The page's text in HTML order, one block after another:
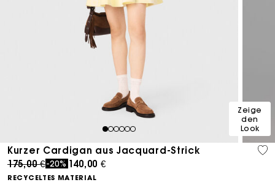
123456
Zeige
den
Look
Kurzer Cardigan aus Jacquard-Strick
Price reduced from
175,00 €to
-20% 140,00 €
RECYCELTES MATERIAL